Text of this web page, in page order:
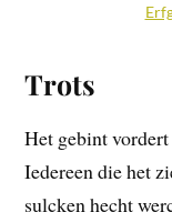
Trots
Het gebint
Iedereen die het
sulcken hecht